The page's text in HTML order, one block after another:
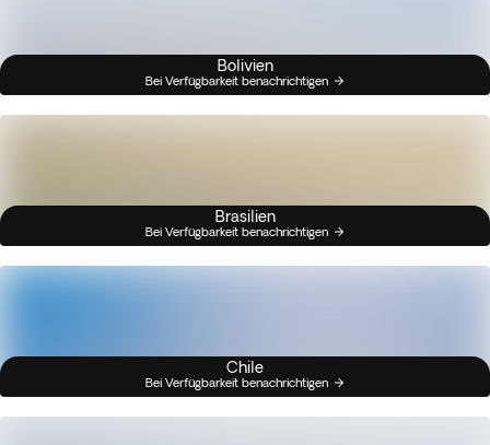
Bolivien
Bei Verfügbarkeit benachrichtigen
Brasilien
Bei Verfügbarkeit benachrichtigen
Chile
Bei Verfügbarkeit benachrichtigen